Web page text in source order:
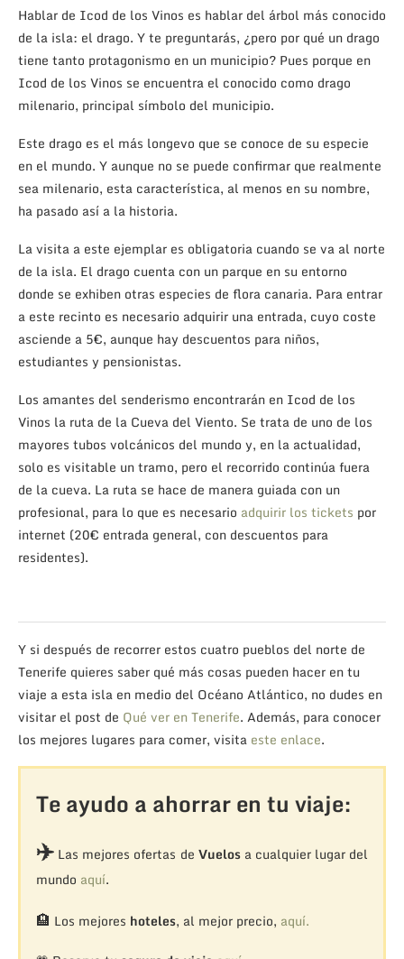
Hablar de Icod de los Vinos es hablar del árbol más conocido
de la isla: el drago. Y te preguntarás, ¿pero por qué un drago
tiene tanto protagonismo en un municipio? Pues porque en
Icod de los Vinos se encuentra el conocido como drago
milenario, principal símbolo del municipio.
Este drago es el más longevo que se conoce de su especie
en el mundo. Y aunque no se puede confirmar que realmente
sea milenario, esta característica, al menos en su nombre,
ha pasado así a la historia.
La visita a este ejemplar es obligatoria cuando se va al norte
de la isla. El drago cuenta con un parque en su entorno
donde se exhiben otras especies de flora canaria. Para entrar
a este recinto es necesario adquirir una entrada, cuyo coste
asciende a 5€, aunque hay descuentos para niños,
estudiantes y pensionistas.
Los amantes del senderismo encontrarán en Icod de los
Vinos la ruta de la Cueva del Viento. Se trata de uno de los
mayores tubos volcánicos del mundo y, en la actualidad,
solo es visitable un tramo, pero el recorrido continúa fuera
de la cueva. La ruta se hace de manera guiada con un
profesional, para lo que es necesario adquirir los tickets por
internet (20€ entrada general, con descuentos para
residentes).
Y si después de recorrer estos cuatro pueblos del norte de
Tenerife quieres saber qué más cosas pueden hacer en tu
viaje a esta isla en medio del Océano Atlántico, no dudes en
visitar el post de Qué ver en Tenerife. Además, para conocer
los mejores lugares para comer, visita este enlace.
Te ayudo a ahorrar en tu viaje:
✈️Las mejores ofertas de Vuelosa cualquier lugar del
mundo aquí.
🏨 Los mejores hoteles, al mejor precio, aquí.